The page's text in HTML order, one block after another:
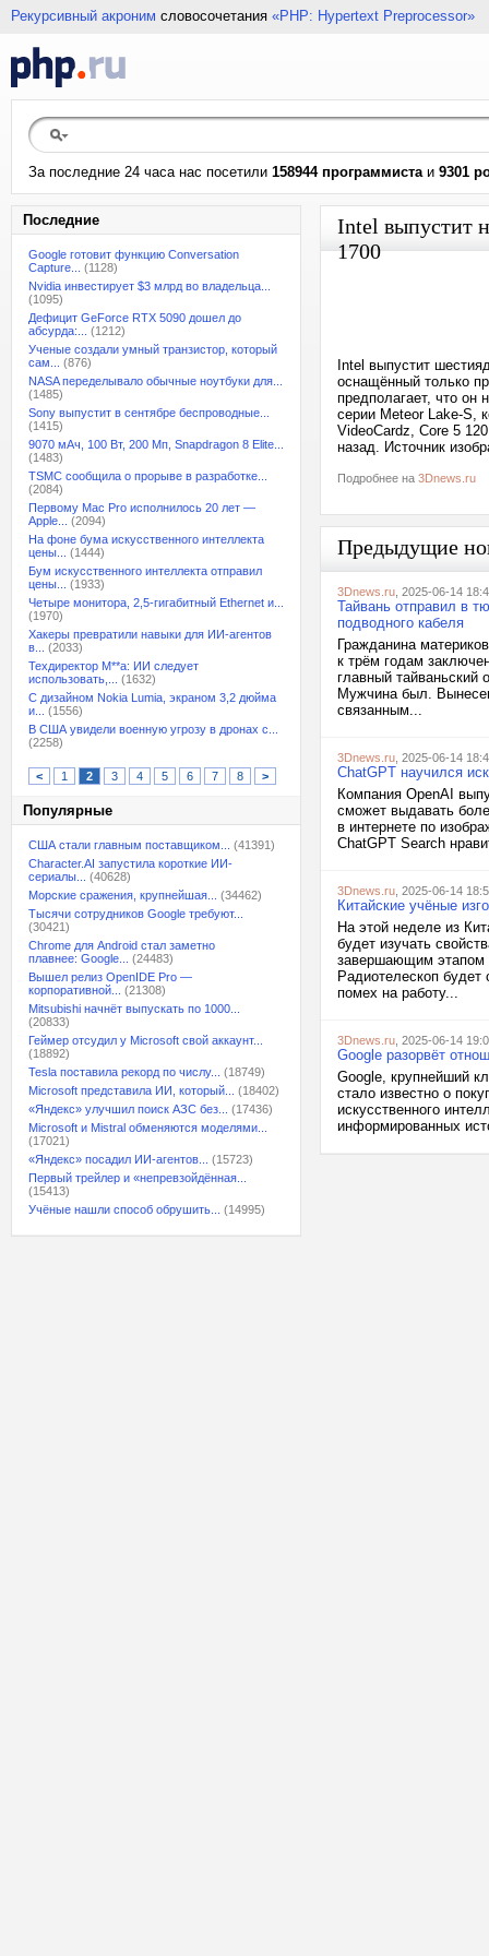
Рекурсивный акроним словосочетания «PHP: Hypertext Preprocessor»
За последние 24 часа нас посетили 158944 программистаи 9301
Последние
Google готовит функцию Conversation
Capture...
(1128)
Nvidia инвестирует $3 млрд во владельца...
(1095)
Дефицит GeForce RTX 5090 дошел до
абсурда:...
(1212)
Ученые создали умный транзистор, который
сам...
(876)
NASA переделывало обычные ноутбуки для...
(1485)
Sony выпустит в сентябре беспроводные...
(1415)
9070 мАч, 100 Вт, 200 Мп, Snapdragon 8 Elite...
(1483)
TSMC сообщила о прорыве в разработке...
(2084)
Первому Mac Pro исполнилось 20 лет —
Apple...
(2094)
На фоне бума искусственного интеллекта
цены...
(1444)
Бум искусственного интеллекта отправил
цены...
(1933)
Четыре монитора, 2,5-гигабитный Ethernet и...
(1970)
Хакеры превратили навыки для ИИ-агентов
в...
(2033)
Техдиректор M**a: ИИ следует
использовать,...
(1632)
С дизайном Nokia Lumia, экраном 3,2 дюйма
и...
(1556)
В США увидели военную угрозу в дронах с...
(2258)
< 1 2 3 4 5 6 7 8 >
Популярные
США стали главным поставщиком...
(41391)
Character.AI запустила короткие ИИ-
сериалы...
(40628)
Морские сражения, крупнейшая...
(34462)
Тысячи сотрудников Google требуют...
(30421)
Chrome для Android стал заметно
плавнее: Google...
(24483)
Вышел релиз OpenIDE Pro —
корпоративной...
(21308)
Mitsubishi начнёт выпускать по 1000...
(20833)
Геймер отсудил у Microsoft свой аккаунт...
(18892)
Tesla поставила рекорд по числу...
(18749)
Microsoft представила ИИ, который...
(18402)
«Яндекс» улучшил поиск АЗС без...
(17436)
Microsoft и Mistral обменяются моделями...
(17021)
«Яндекс» посадил ИИ-агентов...
(15723)
Первый трейлер и «непревзойдённая...
(15413)
Учёные нашли способ обрушить...
(14995)
Intel выпустит
1700
Intel выпустит
оснащённый только
предполагает, что он
серии Meteor Lake-S,
VideoCardz, Core 5
назад. Источник
Подробнее на 3Dnews.ru
Предыдущие
3Dnews.ru , 2025-06-14
Тайвань отправил в
подводного кабеля
Гражданина
к трём годам
главный тайваньский
Мужчина был.
связанным...
3Dnews.ru , 2025-06-14
ChatGPT научился
Компания OpenAI
сможет выдавать
в интернете по
ChatGPT Search
3Dnews.ru , 2025-06-14
Китайские учёные
На этой неделе из
будет изучать
завершающим этапом
Радиотелескоп
помех на работу...
3Dnews.ru , 2025-06-14
Google разорвёт
Google, крупнейший
стало известно о
искусственного
информированных